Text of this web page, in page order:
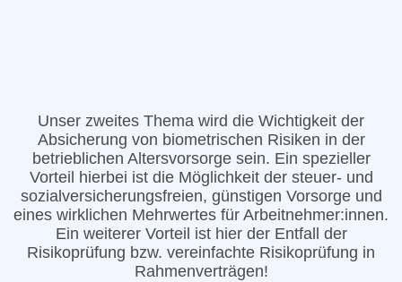
Unser zweites Thema wird die Wichtigkeit der
Absicherung von biometrischen Risiken in der
betrieblichen Altersvorsorge sein. Ein spezieller
Vorteil hierbei ist die Möglichkeit der steuer- und
sozialversicherungsfreien, günstigen Vorsorge und
eines wirklichen Mehrwertes für Arbeitnehmer:innen.
Ein weiterer Vorteil ist hier der Entfall der
Risikoprüfung bzw. vereinfachte Risikoprüfung in
Rahmenverträgen!